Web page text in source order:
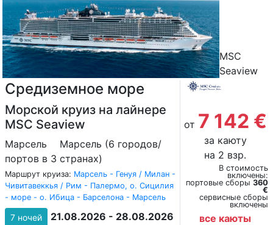
MSC
Seaview
Средиземное море
Морской круиз на лайнере
MSC Seaview
Марсель
Марсель (6 городов/
портов в 3 странах)
Маршрут круиза: Марсель - Генуя / Милан -
Чивитавеккья / Рим - Палермо, о. Сицилия
- море - о. Ибица - Барселона - Марсель
7 ночей 21.08.2026 - 28.08.2026
от 7 142 €
за каюту
на 2 взр.
В стоимость
включены:
портовые сборы 360
€
сервисные сборы
включены
все каюты